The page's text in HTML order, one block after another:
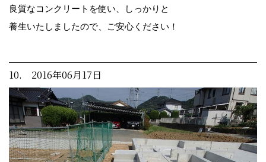
良質なコンクリートを使い、しっかりと
養生いたしましたので、ご安心ください！
10. 2016年06月17日